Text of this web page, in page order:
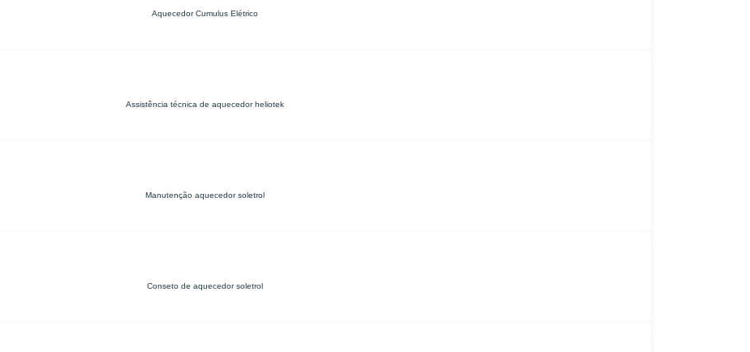
Aquecedor Cumulus Elétrico
Assistência técnica de aquecedor heliotek
Manutenção aquecedor soletrol
Conseto de aquecedor soletrol